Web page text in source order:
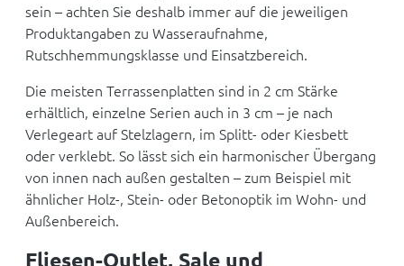
sein – achten Sie deshalb immer auf die jeweiligen
Produktangaben zu Wasseraufnahme,
Rutschhemmungsklasse und Einsatzbereich.
Die meisten Terrassenplatten sind in 2 cm Stärke
erhältlich, einzelne Serien auch in 3 cm – je nach
Verlegeart auf Stelzlagern, im Splitt- oder Kiesbett
oder verklebt. So lässt sich ein harmonischer Übergang
von innen nach außen gestalten – zum Beispiel mit
ähnlicher Holz-, Stein- oder Betonoptik im Wohn- und
Außenbereich.
Fliesen-Outlet, Sale und